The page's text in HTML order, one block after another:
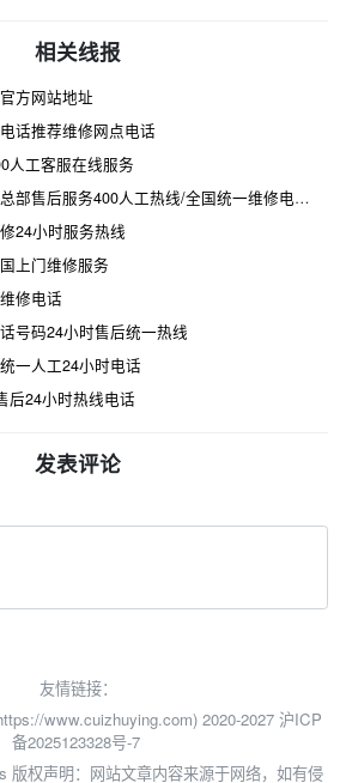
相关线报
方网站地址
话推荐维修网点电话
人工客服在线服务
售后服务400人工热线/全国统一维修电话是多少
24小时服务热线
上门维修服务
修电话
号码24小时售后统一热线
一人工24小时电话
后24小时热线电话
发表评论
友情链接：
www.cuizhuying.com) 2020-2027 沪ICP
备2025123328号-7
版权声明：网站文章内容来源于网络，如有侵